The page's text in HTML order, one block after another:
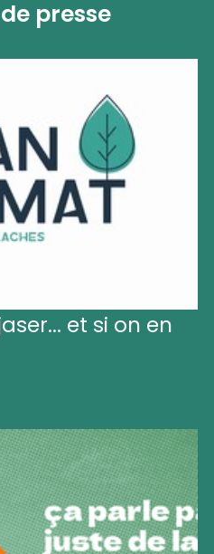
presse
et si on en